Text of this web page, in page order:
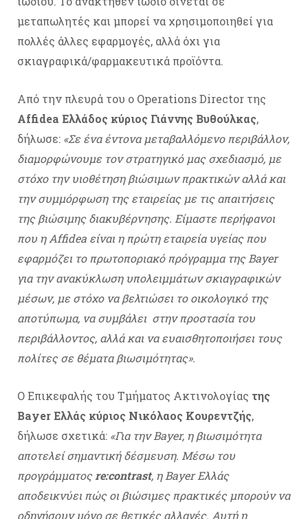
μεταπωλητές και μπορεί να χρησιμοποιηθεί για
πολλές άλλες εφαρμογές, αλλά όχι για
σκιαγραφικά/φαρμακευτικά προϊόντα.
Από την πλευρά του ο Operations Director της
Affidea Ελλάδος κύριος Γιάννης Βυθούλκας,
δήλωσε: «Σε ένα έντονα μεταβαλλόμενο περιβάλλον,
διαμορφώνουμε τον στρατηγικό μας σχεδιασμό, με
στόχο την υιοθέτηση βιώσιμων πρακτικών αλλά και
την συμμόρφωση της εταιρείας με τις απαιτήσεις
της βιώσιμης διακυβέρνησης. Είμαστε περήφανοι
που η Affidea είναι η πρώτη εταιρεία υγείας που
εφαρμόζει το πρωτοποριακό πρόγραμμα της Bayer
για την ανακύκλωση υπολειμμάτων σκιαγραφικών
μέσων, με στόχο να βελτιώσει το οικολογικό της
αποτύπωμα, να συμβάλει στην προστασία του
περιβάλλοντος, αλλά και να ευαισθητοποιήσει τους
πολίτες σε θέματα βιωσιμότητας».
Ο Επικεφαλής του Τμήματος Ακτινολογίας της
Bayer Ελλάς κύριος Νικόλαος Κουρεντζής,
δήλωσε σχετικά: «Για την Bayer, η βιωσιμότητα
αποτελεί σημαντική δέσμευση. Μέσω του
προγράμματοςre:contrast, η Bayer Ελλάς
αποδεικνύει πώς οι βιώσιμες πρακτικές μπορούν να
οδηγήσουν μόνο σε θετικές αλλαγές. Αυτή η